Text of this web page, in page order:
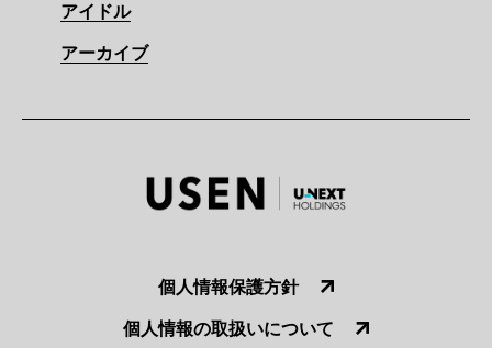
アイドル
アーカイブ
個人情報保護方針
個人情報の取扱いについて